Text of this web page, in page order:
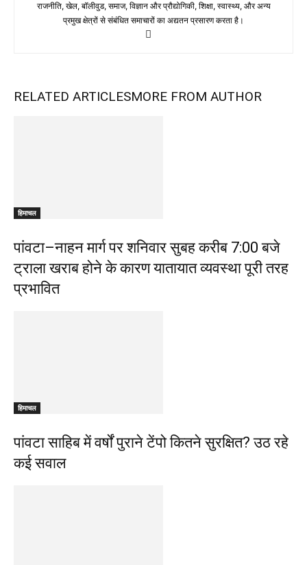
राजनीति, खेल, बॉलीवुड, समाज, विज्ञान और प्रौद्योगिकी, शिक्षा, स्वास्थ्य, और अन्य
प्रमुख क्षेत्रों से संबंधित समाचारों का अद्यतन प्रसारण करता है।
RELATED ARTICLESMORE FROM AUTHOR
हिमाचल
पांवटा–नाहन मार्ग पर शनिवार सुबह करीब 7:00 बजे
ट्राला खराब होने के कारण यातायात व्यवस्था पूरी तरह
प्रभावित
हिमाचल
पांवटा साहिब में वर्षों पुराने टेंपो कितने सुरक्षित? उठ रहे
कई सवाल